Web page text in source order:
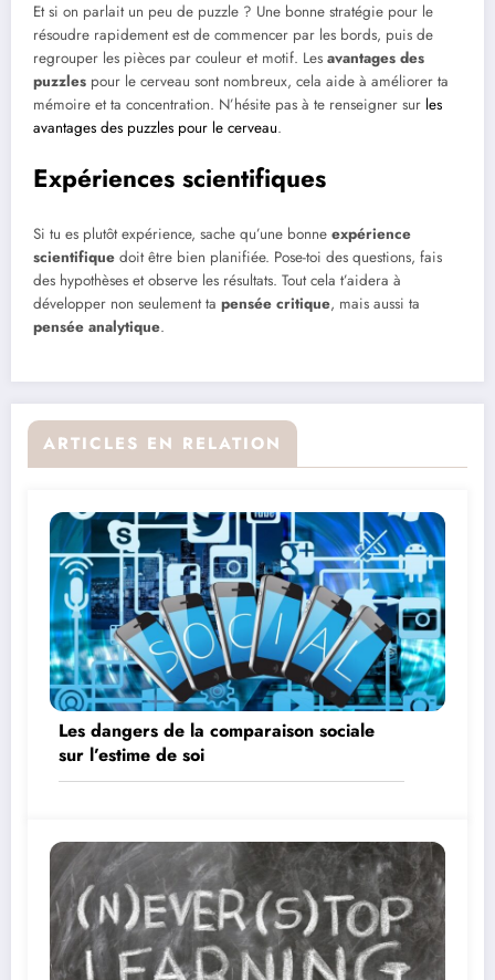
Et si on parlait un peu de puzzle ? Une bonne stratégie pour le
résoudre rapidement est de commencer par les bords, puis de
regrouper les pièces par couleur et motif. Les avantages des
puzzles pour le cerveau sont nombreux, cela aide à améliorer ta
mémoire et ta concentration. N’hésite pas à te renseigner sur les
avantages des puzzles pour le cerveau.
Expériences scientifiques
Si tu es plutôt expérience, sache qu’une bonne expérience
scientifique doit être bien planifiée. Pose-toi des questions, fais
des hypothèses et observe les résultats. Tout cela t’aidera à
développer non seulement ta pensée critique, mais aussi ta
pensée analytique.
ARTICLES EN RELATION
Les dangers de la comparaison sociale
sur l’estime de soi